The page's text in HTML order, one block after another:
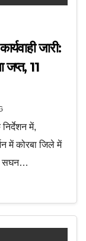
जारी:
जप्त, 11
में,
में कोरबा जिले में
सघन…